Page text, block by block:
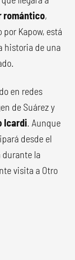
romántico,
Kapow, está
historia de una
en redes
de Suárez y
Icardi. Aunque
desde el
durante la
visita a Otro